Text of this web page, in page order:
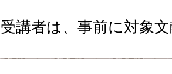
受講者は、事前に対象